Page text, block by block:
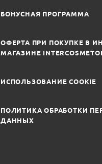
БОНУСНАЯ ПРОГРАММА
ОФЕРТА ПРИ ПОКУПКЕ В
МАГАЗИНЕ
ИСПОЛЬЗОВАНИЕ COOKIE
ПОЛИТИКА ОБРАБОТКИ
ДАННЫХ